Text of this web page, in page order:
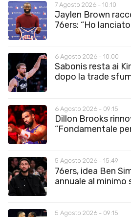
7 Agosto 2026 - 10:10
Jaylen Brown
76ers: “Ho lanciato
6 Agosto 2026 - 10:00
Sabonis resta ai
dopo la trade
6 Agosto 2026 - 09:15
Dillon Brooks
“Fondamentale
5 Agosto 2026 - 15:49
76ers, idea Ben
annuale al minimo
5 Agosto 2026 - 09:15